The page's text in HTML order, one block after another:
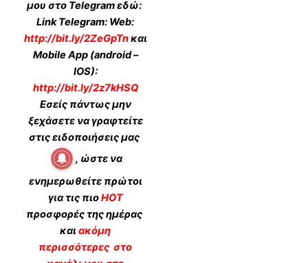
μου στο Telegram εδώ:
Link Telegram: Web:
http://bit.ly/2ZeGpTnκαι
Mobile App (android –
IOS):
http://bit.ly/2z7kHSQ
Εσείς πάντως μην
ξεχάσετε να γραφτείτε
στις ειδοποιήσεις μας
, ώστε να
ενημερωθείτε πρώτοι
για τις πιοHOT
προσφορές της ημέρας
καιακόμη
περισσότερες στο